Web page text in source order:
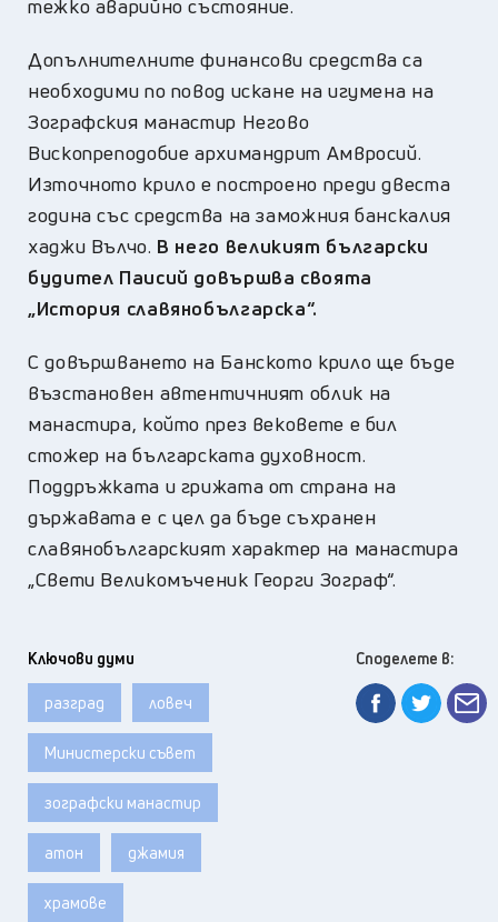
тежко аварийно състояние.
Допълнителните финансови средства са
необходими по повод искане на игумена на
Зографския манастир Негово
Вископреподобие архимандрит Амвросий.
Източното крило е построено преди двеста
година със средства на заможния банскалия
хаджи Вълчо. В него великият български
будител Паисий довършва своята
„История славянобългарска“.
С довършването на Банското крило ще бъде
възстановен автентичният облик на
манастира, който през вековете е бил
стожер на българската духовност.
Поддръжката и грижата от страна на
държавата е с цел да бъде съхранен
славянобългарският характер на манастира
„Свети Великомъченик Георги Зограф“.
Ключови думи
разград ловеч
Министерски съвет
зографски манастир
атон джамия
храмове
Споделете в: